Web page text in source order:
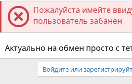
Пожалуйста имейте
пользователь забанен
Актуально на обмен просто с
Войдите или